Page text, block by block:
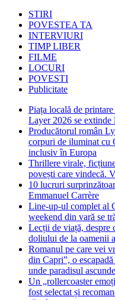
STIRI
POVESTEA TA
INTERVIURI
TIMP LIBER
FILME
LOCURI
POVESTI
Publicitate
Piața locală de
Layer 2026 se extinde
Producătorul român
corpuri de iluminat cu
inclusiv în Europa
Thrillere virale,
povești care vindecă.
10 lucruri
Emmanuel Carrère
Line-up-ul complet al
weekend din vară se
Lecții de viață, despre
doliului de la oamenii
Romanul pe care vei
din Capri”, o
unde paradisul
Un „rollercoaster
fost selectat și